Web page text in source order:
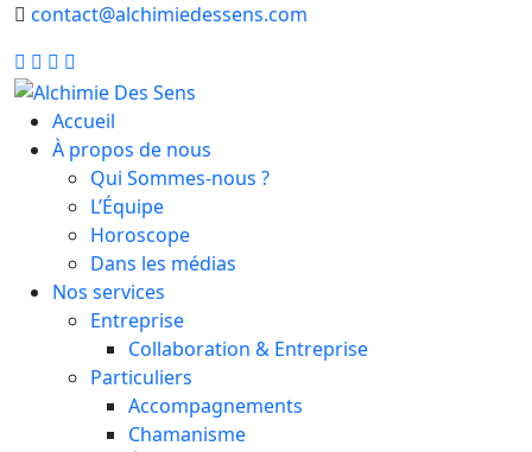
contact@alchimiedessens.com
Accueil
À propos de nous
Qui Sommes-nous ?
L’Équipe
Horoscope
Dans les médias
Nos services
Entreprise
Collaboration & Entreprise
Particuliers
Accompagnements
Chamanisme